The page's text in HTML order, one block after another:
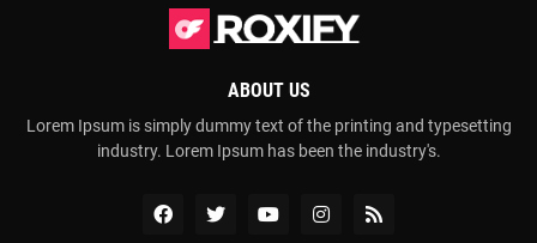
ABOUT US
Lorem Ipsum is simply dummy text of the printing and typesetting
industry. Lorem Ipsum has been the industry's.